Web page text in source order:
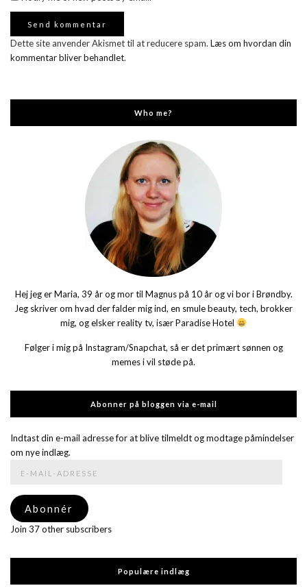
Dette site anvender Akismet til at reducere spam. Læs om hvordan din
kommentar bliver behandlet.
Who me?
Hej jeg er Maria, 39 år og mor til Magnus på 10 år og vi bor i Brøndby.
Jeg skriver om hvad der falder mig ind, en smule beauty, tech, brokker
mig, og elsker reality tv, især Paradise Hotel
Følger i mig på Instagram/Snapchat, så er det primært sønnen og
memes i vil støde på.
Abonner på bloggen via e-mail
Indtast din e-mail adresse for at blive tilmeldt og modtage påmindelser
om nye indlæg.
adresse
Abonnér
Join 37 other subscribers
Populære indlæg